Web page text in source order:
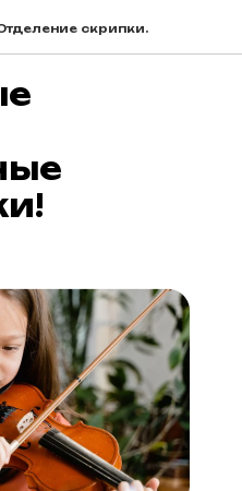
скрипки.